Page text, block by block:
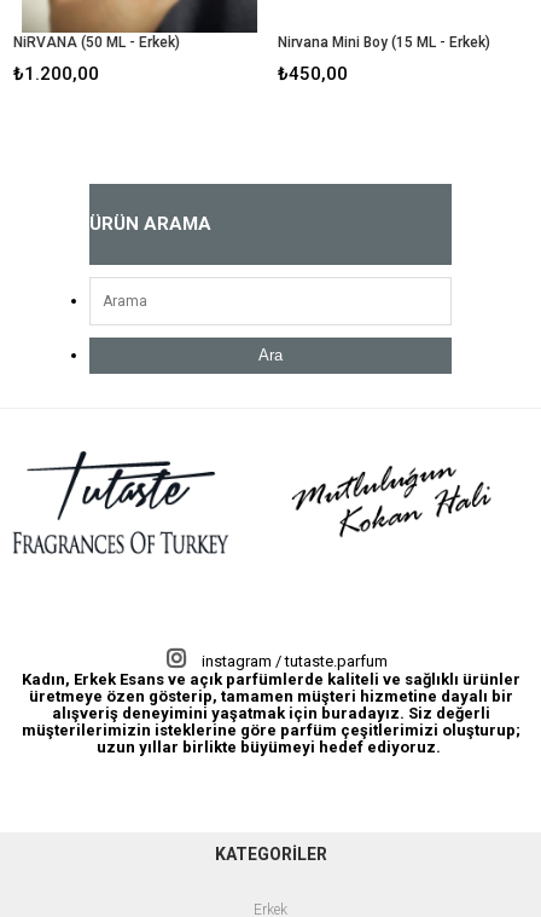
NiRVANA (50 ML - Erkek)
₺1.200,00
Nirvana Mini Boy (15 ML - Erkek)
₺450,00
ÜRÜN ARAMA
Ara
instagram / tutaste.parfum
Kadın, Erkek Esans ve açık parfümlerde kaliteli ve sağlıklı ürünler
üretmeye özen gösterip, tamamen müşteri hizmetine dayalı bir
alışveriş deneyimini yaşatmak için buradayız. Siz değerli
müşterilerimizin isteklerine göre parfüm çeşitlerimizi oluşturup;
uzun yıllar birlikte büyümeyi hedef ediyoruz.
KATEGORİLER
Erkek